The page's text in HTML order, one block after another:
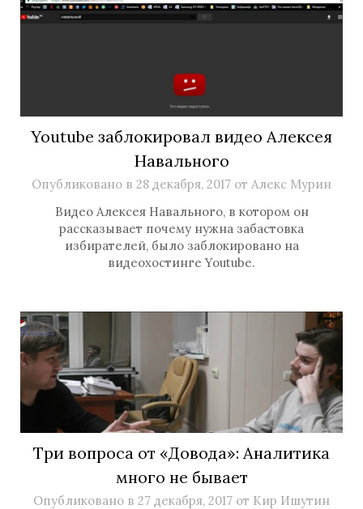
Youtube заблокировал видео Алексея
Навального
Опубликовано в 28 декабря, 2017 от Алекс Мурин
Видео Алексея Навального, в котором он
рассказывает почему нужна забастовка
избирателей, было заблокировано на
видеохостинге Youtube.
Три вопроса от «Довода»: Аналитика
много не бывает
Опубликовано в 27 декабря, 2017 от Кир Ишутин